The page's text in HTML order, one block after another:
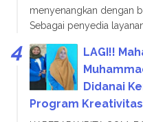
menyenangkan dengan
Sebagai penyedia
LAGI!!
Didanai
Program